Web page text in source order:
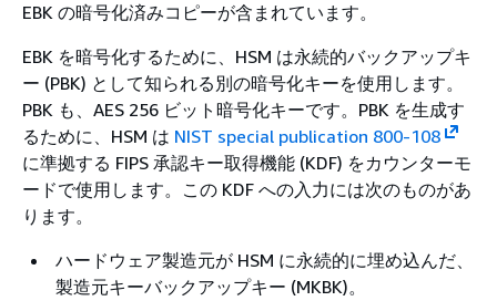
EBK の暗号化済みコピーが含まれています。
EBK を暗号化するために、HSM は永続的バックアップキ
ー (PBK) として知られる別の暗号化キーを使用します。
PBK も、AES 256 ビット暗号化キーです。PBK を生成す
るために、HSM は NIST special publication 800-108
に準拠する FIPS 承認キー取得機能 (KDF) をカウンターモ
ードで使用します。この KDF への入力には次のものがあ
ります。
ハードウェア製造元が HSM に永続的に埋め込んだ、
製造元キーバックアップキー (MKBK)。